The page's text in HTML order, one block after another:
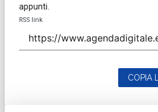
appunti.
RSS link
COPIA